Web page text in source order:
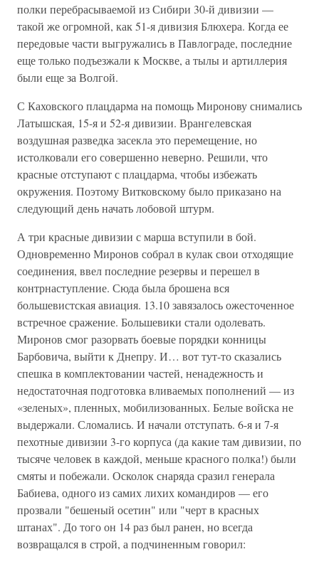
полки перебрасываемой из Сибири 30-й дивизии —
такой же огромной, как 51-я дивизия Блюхера. Когда ее
передовые части выгружались в Павлограде, последние
еще только подъезжали к Москве, а тылы и артиллерия
были еще за Волгой.
С Каховского плацдарма на помощь Миронову снимались
Латышская, 15-я и 52-я дивизии. Врангелевская
воздушная разведка засекла это перемещение, но
истолковали его совершенно неверно. Решили, что
красные отступают с плацдарма, чтобы избежать
окружения. Поэтому Витковскому было приказано на
следующий день начать лобовой штурм.
А три красные дивизии с марша вступили в бой.
Одновременно Миронов собрал в кулак свои отходящие
соединения, ввел последние резервы и перешел в
контрнаступление. Сюда была брошена вся
большевистская авиация. 13.10 завязалось ожесточенное
встречное сражение. Большевики стали одолевать.
Миронов смог разорвать боевые порядки конницы
Барбовича, выйти к Днепру. И… вот тут-то сказались
спешка в комплектовании частей, ненадежность и
недостаточная подготовка вливаемых пополнений — из
«зеленых», пленных, мобилизованных. Белые войска не
выдержали. Сломались. И начали отступать. 6-я и 7-я
пехотные дивизии 3-го корпуса (да какие там дивизии, по
тысяче человек в каждой, меньше красного полка!) были
смяты и побежали. Осколок снаряда сразил генерала
Бабиева, одного из самих лихих командиров — его
прозвали "бешеный осетин" или "черт в красных
штанах". До того он 14 раз был ранен, но всегда
возвращался в строй, а подчиненным говорил: